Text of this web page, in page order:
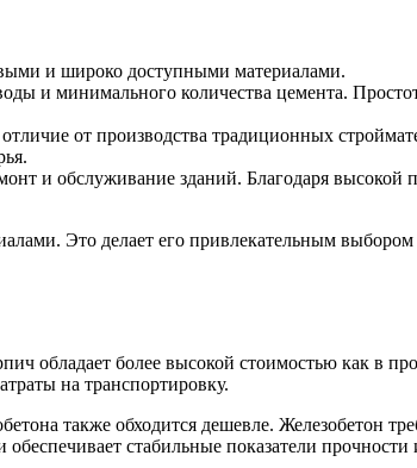
и широко доступными материалами.
и минимального количества цемента.
от производства традиционных
и обслуживание зданий. Благодаря высокой
Это делает его привлекательным
обладает более высокой стоимостью как в
на транспортировку.
также обходится дешевле. Железобетон
стабильные показатели прочности